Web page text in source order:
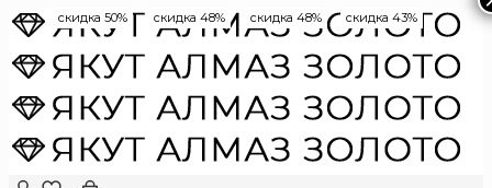
скидка 50% скидка 48% скидка 48% скидка 43%